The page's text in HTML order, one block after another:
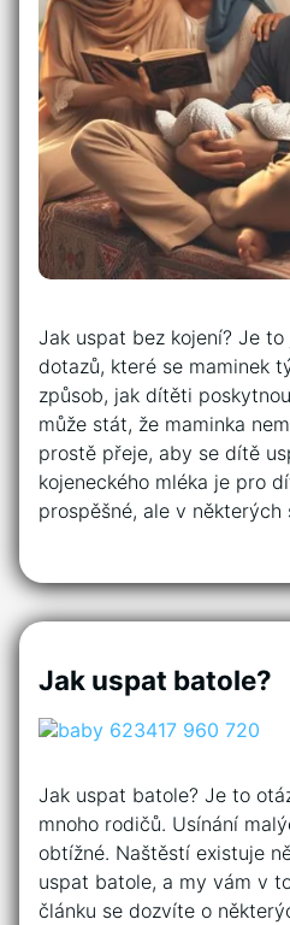
Jak uspat bez kojení? Je
dotazů, které se maminek
způsob, jak dítěti
může stát, že maminka
prostě přeje, aby se dítě
kojeneckého mléka je pro
prospěšné, ale v
Jak uspat batole?
Jak uspat batole? Je to
mnoho rodičů. Usínání
obtížné. Naštěstí existuje
uspat batole, a my vám v
článku se dozvíte o